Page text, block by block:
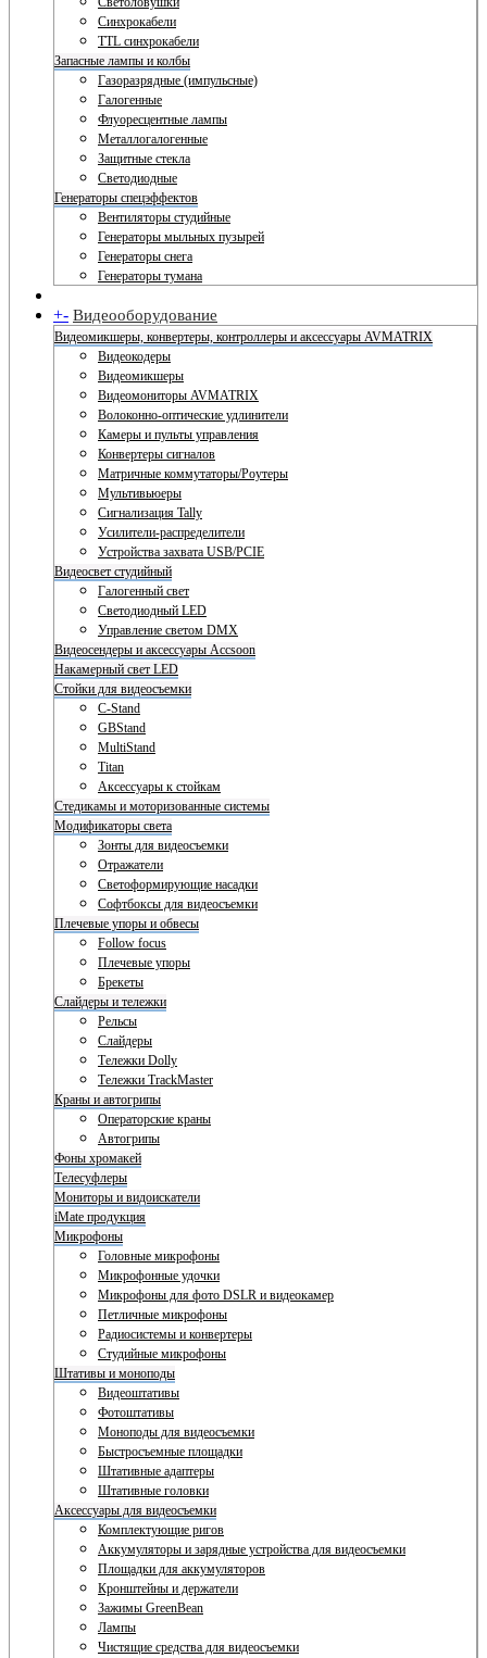
Синхрокабели
TTL синхрокабели
Запасные лампы и колбы
Газоразрядные (импульсные)
Галогенные
Флуоресцентные лампы
Металлогалогенные
Защитные стекла
Светодиодные
Генераторы спецэффектов
Вентиляторы студийные
Генераторы мыльных пузырей
Генераторы снега
Генераторы тумана
+- Видеооборудование
Видеомикшеры, конвертеры, контроллеры и аксессуары AVMATRIX
Видеокодеры
Видеомикшеры
Видеомониторы AVMATRIX
Волоконно-оптические удлинители
Камеры и пульты управления
Конвертеры сигналов
Матричные коммутаторы/Роутеры
Мультивьюеры
Сигнализация Tally
Усилители-распределители
Устройства захвата USB/PCIE
Видеосвет студийный
Галогенный свет
Светодиодный LED
Управление светом DMX
Видеосендеры и аксессуары Accsoon
Накамерный свет LED
Стойки для видеосъемки
C-Stand
GBStand
MultiStand
Titan
Аксессуары к стойкам
Стедикамы и моторизованные системы
Модификаторы света
Зонты для видеосъемки
Отражатели
Светоформирующие насадки
Софтбоксы для видеосъемки
Плечевые упоры и обвесы
Follow focus
Плечевые упоры
Брекеты
Слайдеры и тележки
Рельсы
Слайдеры
Тележки Dolly
Тележки TrackMaster
Краны и автогрипы
Операторские краны
Автогрипы
Фоны хромакей
Телесуфлеры
Мониторы и видоискатели
iMate продукция
Микрофоны
Головные микрофоны
Микрофонные удочки
Микрофоны для фото DSLR и видеокамер
Петличные микрофоны
Радиосистемы и конвертеры
Студийные микрофоны
Штативы и моноподы
Видеоштативы
Фотоштативы
Моноподы для видеосъемки
Быстросъемные площадки
Штативные адаптеры
Штативные головки
Аксессуары для видеосъемки
Комплектующие ригов
Аккумуляторы и зарядные устройства для видеосъемки
Площадки для аккумуляторов
Кронштейны и держатели
Зажимы GreenBean
Лампы
Чистящие средства для видеосъемки